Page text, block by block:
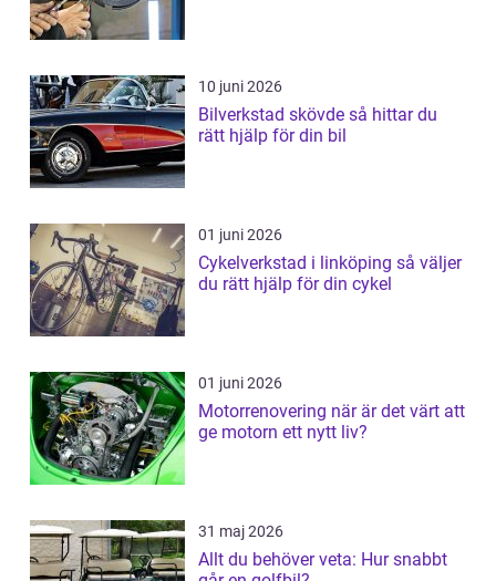
10 juni 2026
Bilverkstad skövde så hittar du
rätt hjälp för din bil
01 juni 2026
Cykelverkstad i linköping så väljer
du rätt hjälp för din cykel
01 juni 2026
Motorrenovering när är det värt att
ge motorn ett nytt liv?
31 maj 2026
Allt du behöver veta: Hur snabbt